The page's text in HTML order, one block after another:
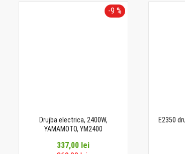
-9 %
Drujba electrica, 2400W,
YAMAMOTO, YM2400
337,00 lei
E2350